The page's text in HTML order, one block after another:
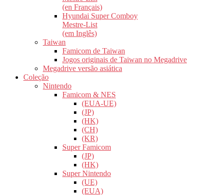
(en Français)
Hyundai Super Comboy
Mestre-List
(em Inglês)
Taiwan
Famicom de Taiwan
Jogos originais de Taiwan no Megadrive
Megadrive versão asiática
Coleção
Nintendo
Famicom & NES
(EUA-UE)
(JP)
(HK)
(CH)
(KR)
Super Famicom
(JP)
(HK)
Super Nintendo
(UE)
(EUA)